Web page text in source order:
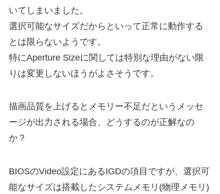
いてしまいました。
選択可能なサイズだからといって正常に動作する
とは限らないようです。
特にAperture Sizeに関しては特別な理由がない限
りは変更しないほうがよさそうです。
描画品質を上げるとメモリー不足だというメッセ
ージが出力される場合、どうするのが正解なの
か？
BIOSのVideo設定にあるIGDの項目ですが、選択可
能なサイズは搭載したシステムメモリ(物理メモリ)